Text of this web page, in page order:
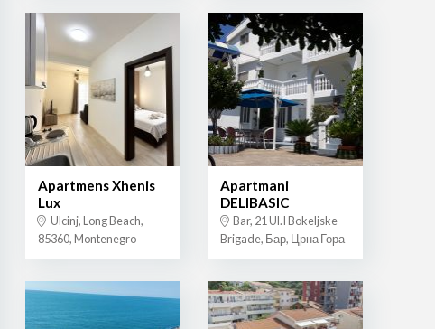
Apartmens Xhenis
Lux
Ulcinj, Long Beach,
85360, Montenegro
Apartmani
DELIBASIC
Bar, 21 Ul.I Bokeljske
Brigade, Бар, Црна Гора